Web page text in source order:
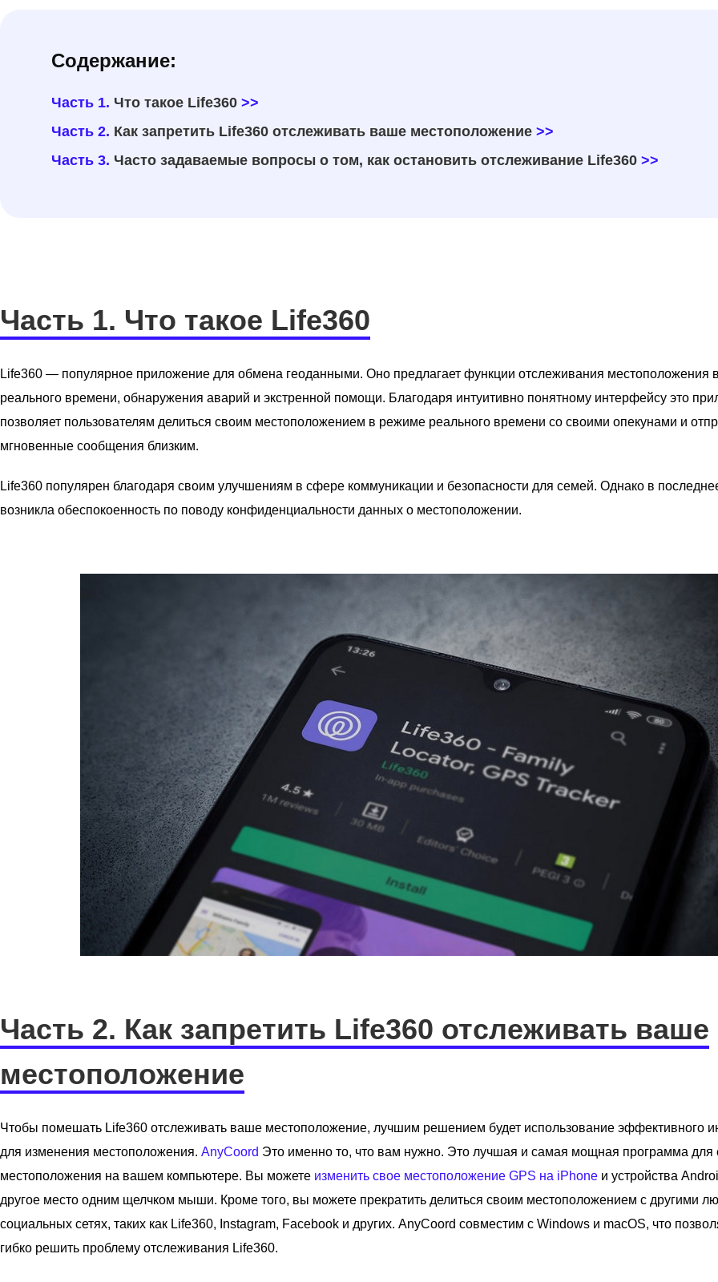
Содержание:
Часть 1. Что такое Life360 >>
Часть 2. Как запретить Life360 отслеживать ваше местоположение >>
Часть 3. Часто задаваемые вопросы о том, как остановить отслеживание Life360 >>
Часть 1. Что такое Life360
Life360 — популярное приложение для обмена геоданными. Оно предлагает функции отслеживания местоположения
реального времени, обнаружения аварий и экстренной помощи. Благодаря интуитивно понятному интерфейсу это
позволяет пользователям делиться своим местоположением в режиме реального времени со своими опекунами и
мгновенные сообщения близким.
Life360 популярен благодаря своим улучшениям в сфере коммуникации и безопасности для семей. Однако в
возникла обеспокоенность по поводу конфиденциальности данных о местоположении.
Часть 2. Как запретить Life360 отслеживать ваше
местоположение
Чтобы помешать Life360 отслеживать ваше местоположение, лучшим решением будет использование эффективного
для изменения местоположения. AnyCoord Это именно то, что вам нужно. Это лучшая и самая мощная программа для
местоположения на вашем компьютере. Вы можете изменить свое местоположение GPS на iPhone и устройства
другое место одним щелчком мыши. Кроме того, вы можете прекратить делиться своим местоположением с другими
социальных сетях, таких как Life360, Instagram, Facebook и других. AnyCoord совместим с Windows и macOS, что
гибко решить проблему отслеживания Life360.